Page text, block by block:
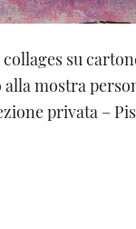
su
alla mostra
privata –